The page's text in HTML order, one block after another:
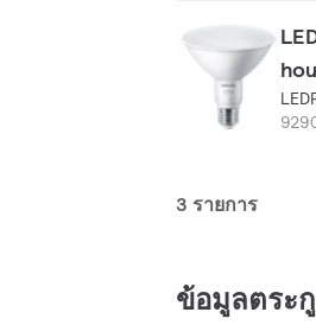
3 รายการ
ข้อมูลตร